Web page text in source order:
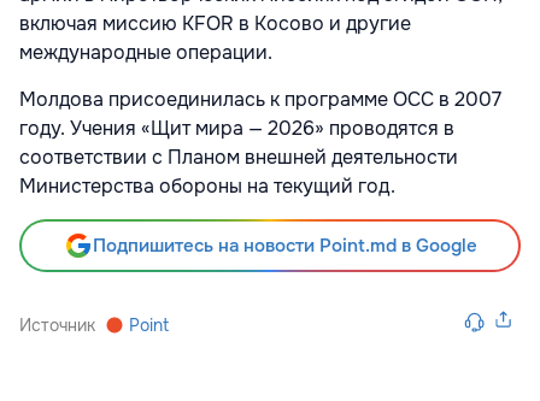
включая миссию KFOR в Косово и другие
международные операции.
Молдова присоединилась к программе OCC в 2007
году. Учения «Щит мира — 2026» проводятся в
соответствии с Планом внешней деятельности
Министерства обороны на текущий год.
Подпишитесь на новости Point.md в Google
Источник Point